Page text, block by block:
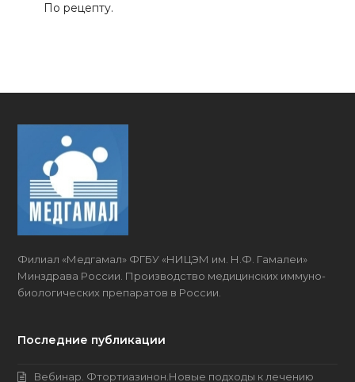
По рецепту.
Филиал «Медгамал» ФГБУ «НИЦЭМ им. Н.Ф. Гамалеи»
Минздрава России. Производство медицинских имму­но­
биоло­гических препаратов в России.
Последние публикации
Вебинар. Фтортиазинон.Новые подходы к лечению